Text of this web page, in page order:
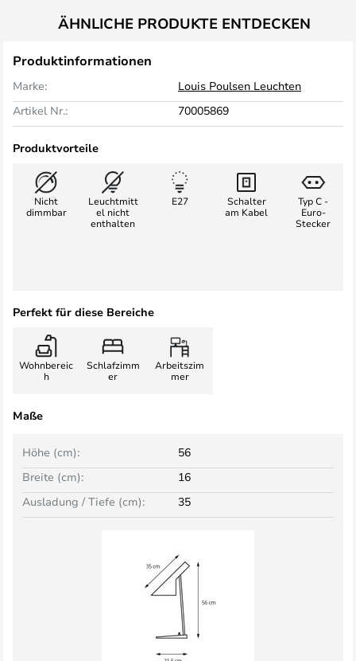
ÄHNLICHE PRODUKTE ENTDECKEN
Produktinformationen
Marke:
Louis Poulsen Leuchten
Artikel Nr.:
70005869
Produktvorteile
Nicht
dimmbar
Leuchtmitt
el nicht
enthalten
E27
Schalter
am Kabel
Typ C -
Euro-
Stecker
Perfekt für diese Bereiche
Wohnbereic
h
Schlafzimm
er
Arbeitszim
mer
Maße
Breite (cm): 16
Höhe (cm): 56
Ausladung / Tiefe (cm): 35